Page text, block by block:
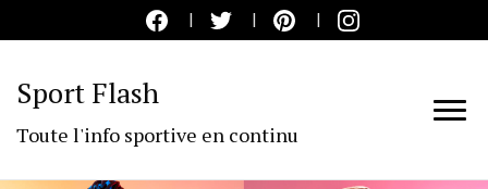
Sport Flash
Toute l'info sportive en continu